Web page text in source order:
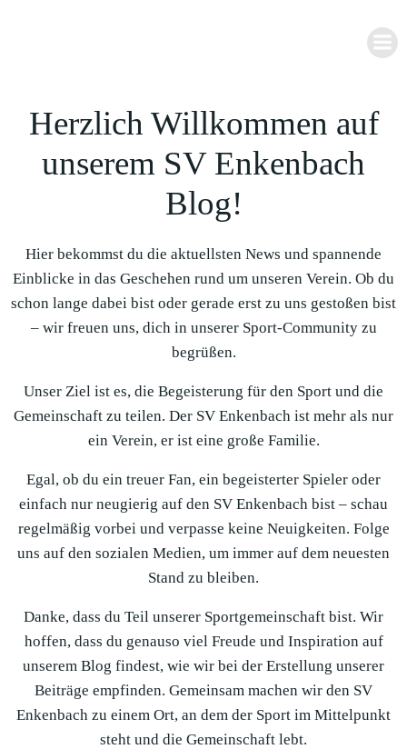
Herzlich Willkommen auf
unserem SV Enkenbach
Blog!
Hier bekommst du die aktuellsten News und spannende
Einblicke in das Geschehen rund um unseren Verein. Ob du
schon lange dabei bist oder gerade erst zu uns gestoßen bist
– wir freuen uns, dich in unserer Sport-Community zu
begrüßen.
Unser Ziel ist es, die Begeisterung für den Sport und die
Gemeinschaft zu teilen. Der SV Enkenbach ist mehr als nur
ein Verein, er ist eine große Familie.
Egal, ob du ein treuer Fan, ein begeisterter Spieler oder
einfach nur neugierig auf den SV Enkenbach bist – schau
regelmäßig vorbei und verpasse keine Neuigkeiten. Folge
uns auf den sozialen Medien, um immer auf dem neuesten
Stand zu bleiben.
Danke, dass du Teil unserer Sportgemeinschaft bist. Wir
hoffen, dass du genauso viel Freude und Inspiration auf
unserem Blog findest, wie wir bei der Erstellung unserer
Beiträge empfinden. Gemeinsam machen wir den SV
Enkenbach zu einem Ort, an dem der Sport im Mittelpunkt
steht und die Gemeinschaft lebt.